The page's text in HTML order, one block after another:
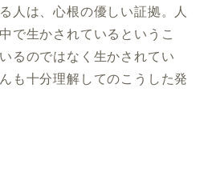
人は、心根の優しい証拠。人
で生かされているというこ
るのではなく生かされてい
も十分理解してのこうした発